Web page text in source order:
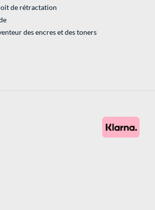
de rétractation
des encres et des toners